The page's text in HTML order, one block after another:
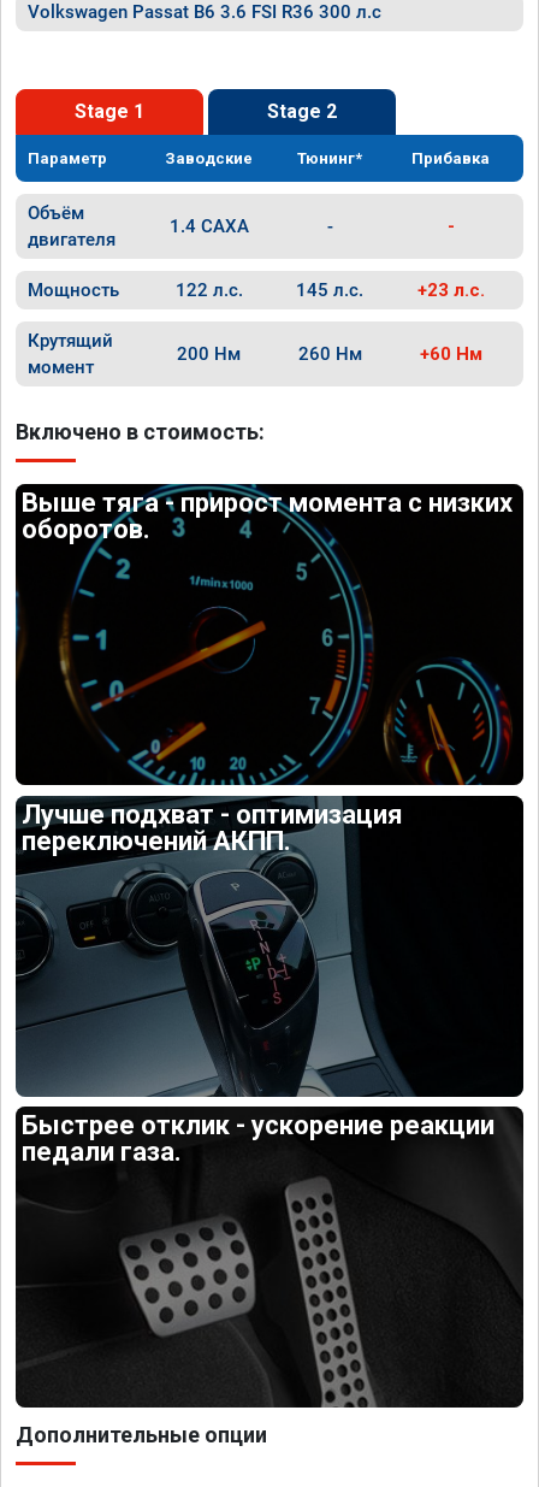
Volkswagen Passat B6 3.6 FSI R36 300 л.с
Stage 1 Stage 2
Параметр Заводские Тюнинг* Прибавка
Объём
двигателя
1.4 CAXA - -
Мощность 122 л.с. 145 л.с. +23 л.с.
Крутящий
момент
200 Нм 260 Нм +60 Нм
Включено в стоимость:
Выше тяга - прирост момента с низких
оборотов.
Лучше подхват - оптимизация
переключений АКПП.
Быстрее отклик - ускорение реакции
педали газа.
Дополнительные опции